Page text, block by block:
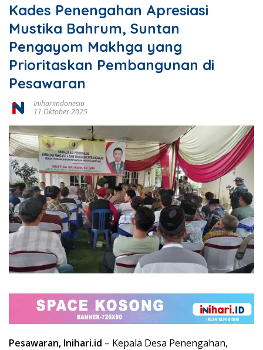
Kades Penengahan Apresiasi
Mustika Bahrum, Suntan
Pengayom Makhga yang
Prioritaskan Pembangunan di
Pesawaran
Inihariindonesia
11 Oktober 2025
Pesawaran, Inihari.id – Kepala Desa Penengahan,